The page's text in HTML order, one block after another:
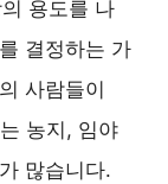
용도를 나
결정하는 가
사람들이
농지, 임야
많습니다.